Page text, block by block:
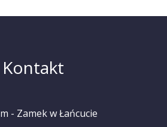
Kontakt
- Zamek w Łańcucie